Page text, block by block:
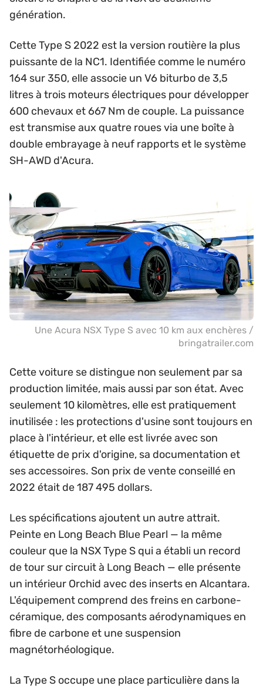
génération.
Cette Type S 2022 est la version routière la plus
puissante de la NC1. Identifiée comme le numéro
164 sur 350, elle associe un V6 biturbo de 3,5
litres à trois moteurs électriques pour développer
600 chevaux et 667 Nm de couple. La puissance
est transmise aux quatre roues via une boîte à
double embrayage à neuf rapports et le système
SH-AWD d'Acura.
Une Acura NSX Type S avec 10 km aux enchères /
bringatrailer.com
Cette voiture se distingue non seulement par sa
production limitée, mais aussi par son état. Avec
seulement 10 kilomètres, elle est pratiquement
inutilisée : les protections d'usine sont toujours en
place à l'intérieur, et elle est livrée avec son
étiquette de prix d'origine, sa documentation et
ses accessoires. Son prix de vente conseillé en
2022 était de 187 495 dollars.
Les spécifications ajoutent un autre attrait.
Peinte en Long Beach Blue Pearl — la même
couleur que la NSX Type S qui a établi un record
de tour sur circuit à Long Beach — elle présente
un intérieur Orchid avec des inserts en Alcantara.
L'équipement comprend des freins en carbone-
céramique, des composants aérodynamiques en
fibre de carbone et une suspension
magnétorhéologique.
La Type S occupe une place particulière dans la